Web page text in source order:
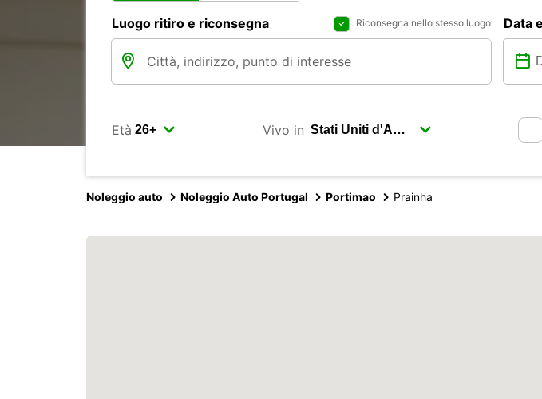
Luogo ritiro e riconsegna Riconsegna nello stesso luogo Data
Età Vivo in
Noleggio auto Noleggio Auto Portugal Portimao Prainha